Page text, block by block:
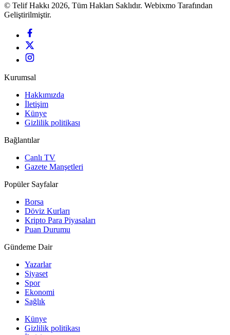
© Telif Hakkı 2026, Tüm Hakları Saklıdır. Webixmo Tarafından
Geliştirilmiştir.
Kurumsal
Hakkımızda
İletişim
Künye
Gizlilik politikası
Bağlantılar
Canlı TV
Gazete Manşetleri
Popüler Sayfalar
Borsa
Döviz Kurları
Kripto Para Piyasaları
Puan Durumu
Gündeme Dair
Yazarlar
Siyaset
Spor
Ekonomi
Sağlık
Künye
Gizlilik politikası